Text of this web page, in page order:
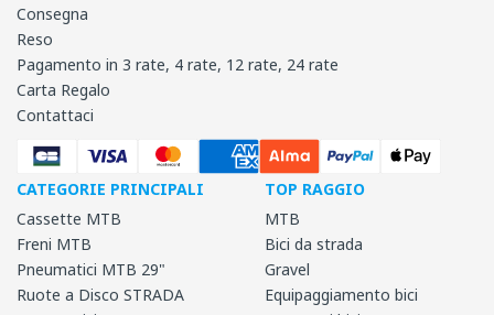
Consegna
Reso
Pagamento in 3 rate, 4 rate, 12 rate, 24 rate
Carta Regalo
Contattaci
CATEGORIE PRINCIPALI
Cassette MTB
Freni MTB
Pneumatici MTB 29"
Ruote a Disco STRADA
TOP RAGGIO
MTB
Bici da strada
Gravel
Equipaggiamento bici